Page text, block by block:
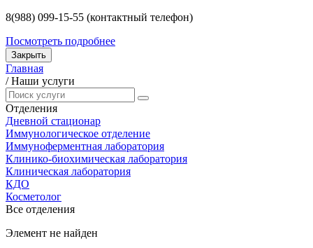
8(988) 099-15-55 (контактный телефон)
Посмотреть подробнее
Закрыть
Главная
/ Наши услуги
Отделения
Дневной стационар
Иммунологическое отделение
Иммуноферментная лаборатория
Клинико-биохимическая лаборатория
Клиническая лаборатория
КДО
Косметолог
Все отделения
Элемент не найден